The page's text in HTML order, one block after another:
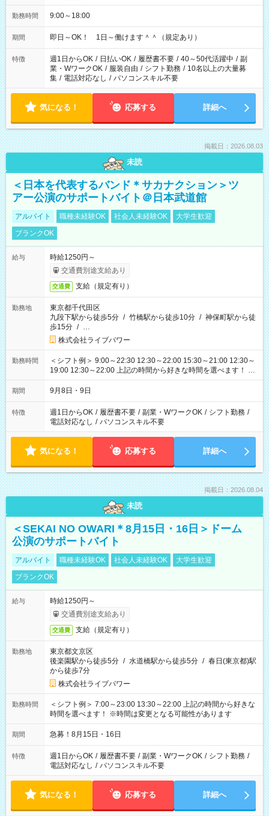
勤務時間 9:00～18:00
期間 即日～OK！ 1日～働けます＾＾（規定あり）
特徴 週1日からOK / 日払いOK / 履歴書不要 / 40～50代活躍中 / 副
業・WワークOK / 服装自由 / シフト勤務 / 10名以上の大量募
集 / 電話対応なし / パソコンスキル不要
気になる！ 応募する 詳細へ
掲載日：2026.08.03
未読
＜日本を代表するバンド＊サカナクション＞ツ
アー公演のサポートバイト＠日本武道館
アルバイト 職種未経験OK 社会人未経験OK
大学生歓迎
ブランクOK
給与
時給1250円～
交通費別途支給あり
交通費 支給（規定有り）
勤務地
東京都千代田区
九段下駅から徒歩5分 / 竹橋駅から徒歩10分 / 神保町駅から徒
歩15分 / …
株式会社ライブパワー
勤務時間
＜シフト例＞ 9:00～22:30 12:30～22:00 15:30～21:00 12:30～
19:00 12:30～22:00 上記の時間から好きな時間を選べます！ ※
時間は変更となる可能性があります
期間 9月8日・9日
特徴 週1日からOK / 履歴書不要 / 副業・WワークOK / シフト勤務 /
電話対応なし / パソコンスキル不要
気になる！ 応募する 詳細へ
掲載日：2026.08.04
未読
＜SEKAI NO OWARI＊8月15日・16日＞ドーム
公演のサポートバイト
アルバイト 職種未経験OK 社会人未経験OK
大学生歓迎
ブランクOK
給与
時給1250円～
交通費別途支給あり
交通費 支給（規定有り）
勤務地
東京都文京区
後楽園駅から徒歩5分 / 水道橋駅から徒歩5分 / 春日(東京都)駅
から徒歩7分
株式会社ライブパワー
勤務時間
＜シフト例＞ 7:00～23:00 13:30～22:00 上記の時間から好きな
時間を選べます！ ※時間は変更となる可能性があります
期間 急募！8月15日・16日
特徴 週1日からOK / 履歴書不要 / 副業・WワークOK / シフト勤務 /
電話対応なし / パソコンスキル不要
気になる！ 応募する 詳細へ